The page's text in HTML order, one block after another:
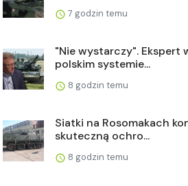
7 godzin temu
"Nie wystarczy". Ekspert
polskim systemie...
8 godzin temu
Siatki na Rosomakach
skuteczną ochro...
8 godzin temu